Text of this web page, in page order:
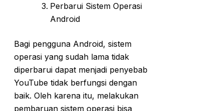
Perbarui Sistem Operasi
Android
Bagi pengguna Android, sistem
operasi yang sudah lama tidak
diperbarui dapat menjadi penyebab
YouTube tidak berfungsi dengan
baik. Oleh karena itu, melakukan
pembaruan sistem operasi bisa